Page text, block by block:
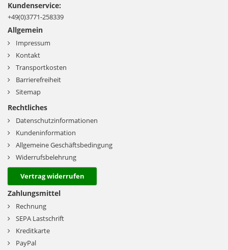
Kundenservice:
+49(0)3771-258339
Allgemein
Impressum
Kontakt
Transportkosten
Barrierefreiheit
Sitemap
Rechtliches
Datenschutzinformationen
Kundeninformation
Allgemeine Geschäftsbedingung
Widerrufsbelehrung
Vertrag widerrufen
Zahlungsmittel
Rechnung
SEPA Lastschrift
Kreditkarte
PayPal